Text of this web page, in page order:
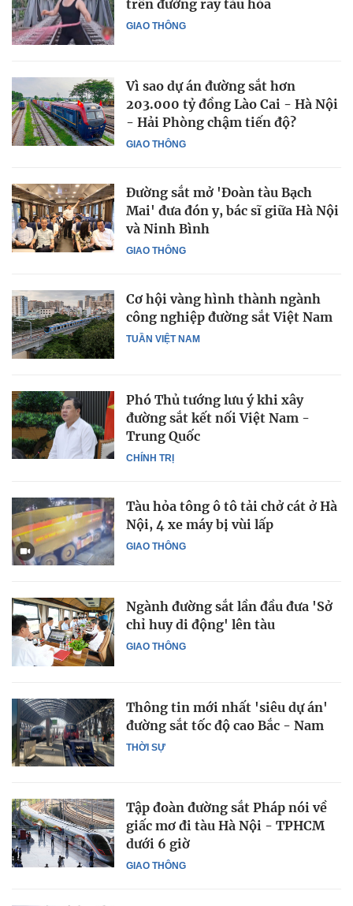
GIAO THÔNG
trên đường ray tàu hỏa
GIAO THÔNG
Vì sao dự án đường sắt hơn
203.000 tỷ đồng Lào Cai - Hà Nội
- Hải Phòng chậm tiến độ?
GIAO THÔNG
Đường sắt mở 'Đoàn tàu Bạch
Mai' đưa đón y, bác sĩ giữa Hà Nội
và Ninh Bình
TUẦN VIỆT NAM
Cơ hội vàng hình thành ngành
công nghiệp đường sắt Việt Nam
CHÍNH TRỊ
Phó Thủ tướng lưu ý khi xây
đường sắt kết nối Việt Nam -
Trung Quốc
GIAO THÔNG
Tàu hỏa tông ô tô tải chở cát ở Hà
Nội, 4 xe máy bị vùi lấp
GIAO THÔNG
Ngành đường sắt lần đầu đưa 'Sở
chỉ huy di động' lên tàu
THỜI SỰ
Thông tin mới nhất 'siêu dự án'
đường sắt tốc độ cao Bắc - Nam
GIAO THÔNG
Tập đoàn đường sắt Pháp nói về
giấc mơ đi tàu Hà Nội - TPHCM
dưới 6 giờ